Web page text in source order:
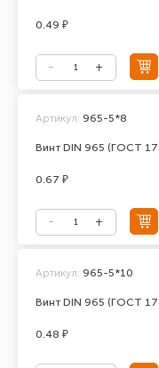
0.49 ₽
Винт DIN 965 (ГОСТ
Артикул: 965-5*8
0.67 ₽
Винт DIN 965 (ГОСТ
Артикул: 965-5*10
0.48 ₽